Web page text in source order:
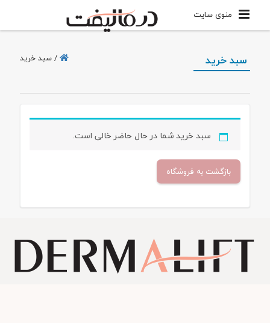
منوی سایت
/سبد خرید سبد خرید
سبد خرید شما در حال حاضر خالی است.
بازگشت به فروشگاه